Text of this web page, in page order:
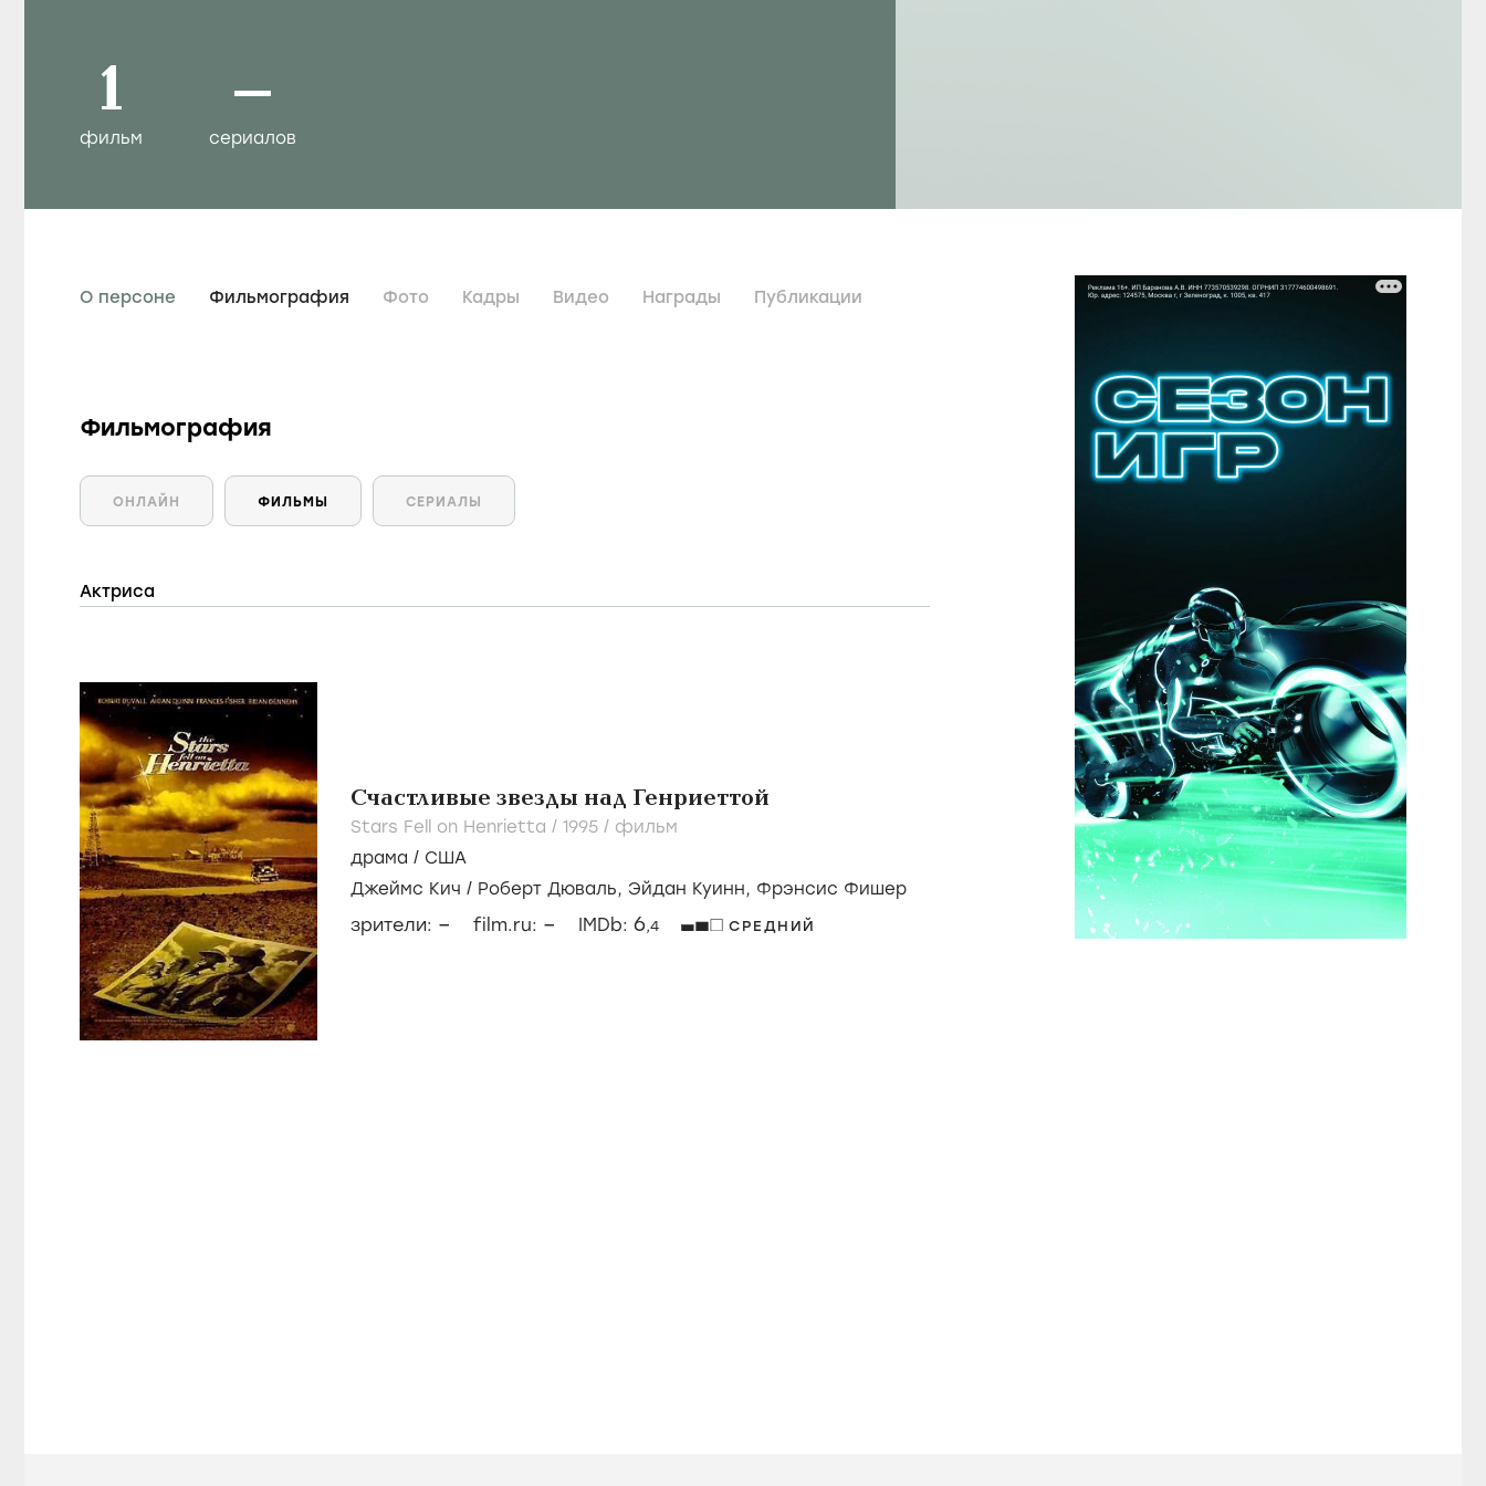
1
фильм
–
сериалов
О персоне Фильмография Фото Кадры Видео Награды Публикации
Фильмография
ОНЛАЙН ФИЛЬМЫ СЕРИАЛЫ
Актриса
Счастливые звезды над Генриеттой
Stars Fell on Henrietta / 1995 / фильм
драма / США
Джеймс Кич / Роберт Дюваль, Эйдан Куинн, Фрэнсис Фишер
зрители: – film.ru: – IMDb: 6,4 СРЕДНИЙ